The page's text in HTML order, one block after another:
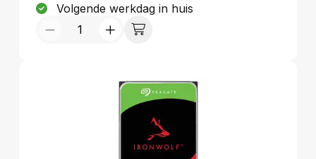
Volgende werkdag in huis